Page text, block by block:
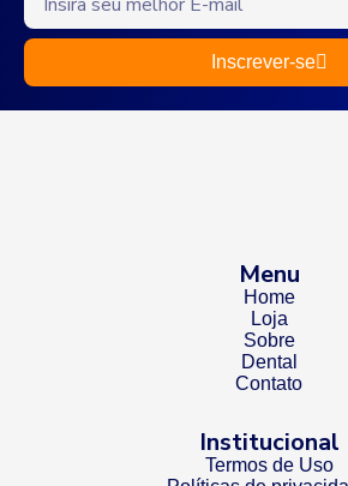
Inscrever-se
Menu
Home
Loja
Sobre
Dental
Contato
Institucional
Termos de Uso